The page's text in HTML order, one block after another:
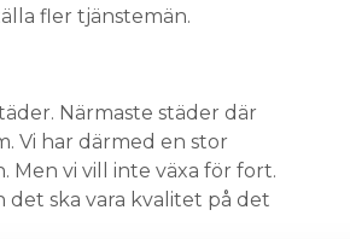
fler tjänstemän.
Närmaste städer där
Vi har därmed en stor
Men vi vill inte växa för fort.
ska vara kvalitet på det